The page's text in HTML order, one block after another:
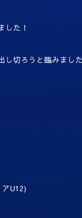
した！
し切ろうと臨みまし
U12)